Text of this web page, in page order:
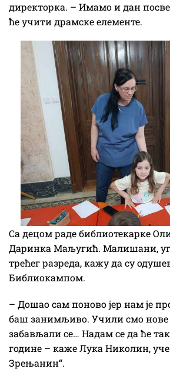
директорка. – Имамо и дан
ће учити драмске елементе.
Са децом раде библиотекарке
Даринка Маљугић. Малишани,
трећег разреда, кажу да су
Библиокампом.
– Дошао сам поново јер нам је
баш занимљиво. Учили смо нове
забављали се… Надам се да ће
године – каже Лука Николин,
Зрењанин“.